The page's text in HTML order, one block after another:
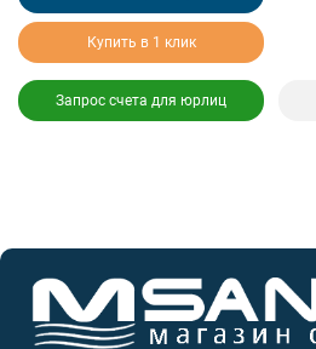
Купить в 1 клик
Запрос счета для юрлиц